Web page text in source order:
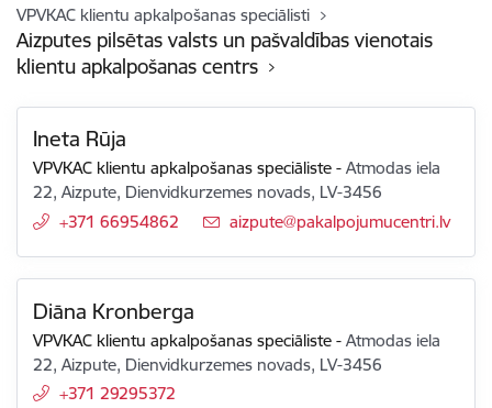
VPVKAC klientu apkalpošanas speciālisti
Aizputes pilsētas valsts un pašvaldības vienotais
klientu apkalpošanas centrs
Ineta Rūja
VPVKAC klientu apkalpošanas speciāliste -Atmodas iela
22, Aizpute, Dienvidkurzemes novads, LV-3456
+371 66954862
E-pasts:
aizpute@pakalpojumucentri.lv
Diāna Kronberga
VPVKAC klientu apkalpošanas speciāliste -Atmodas iela
22, Aizpute, Dienvidkurzemes novads, LV-3456
+371 29295372